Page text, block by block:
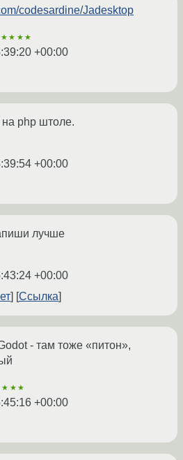
codesardine/Jadesktop
+00:00
php штоле.
+00:00
лучше
+00:00
Ссылка
- там тоже «питон»,
+00:00